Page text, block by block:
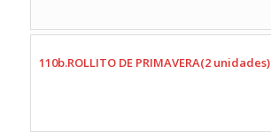
110b.ROLLITO DE PRIMAVERA(2 unidades)